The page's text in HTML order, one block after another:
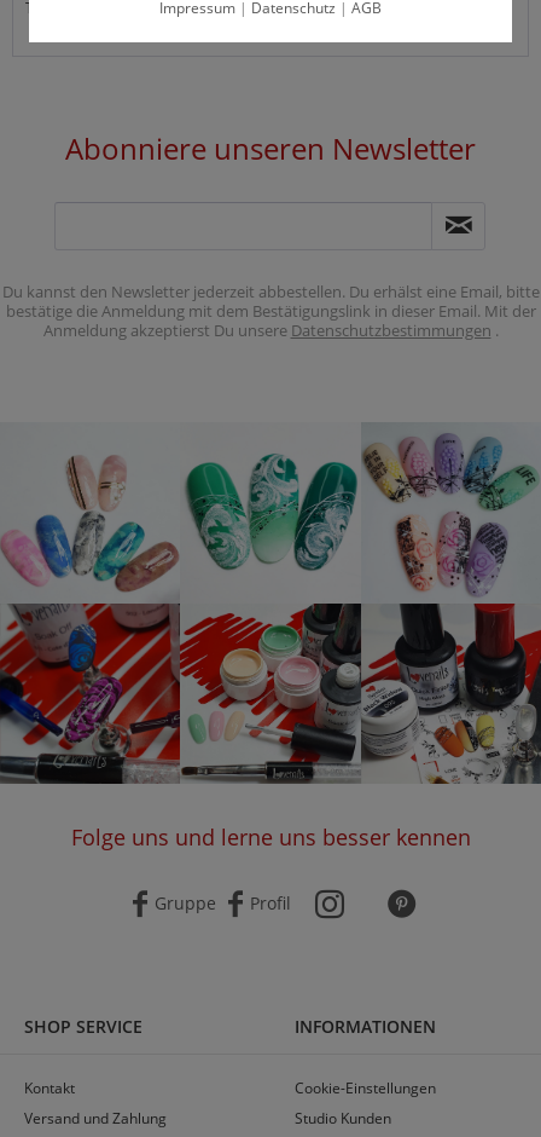
Tel: (0)30-74785225
Abonniere unseren Newsletter
Du kannst den Newsletter jederzeit abbestellen. Du erhälst eine Email, bitte
bestätige die Anmeldung mit dem Bestätigungslink in dieser Email. Mit der
Anmeldung akzeptierst Du unsere Datenschutzbestimmungen .
Folge uns und lerne uns besser kennen
Gruppe Profil
SHOP SERVICE
Kontakt
Versand und Zahlung
INFORMATIONEN
Cookie-Einstellungen
Studio Kunden
Impressum | Datenschutz | AGB